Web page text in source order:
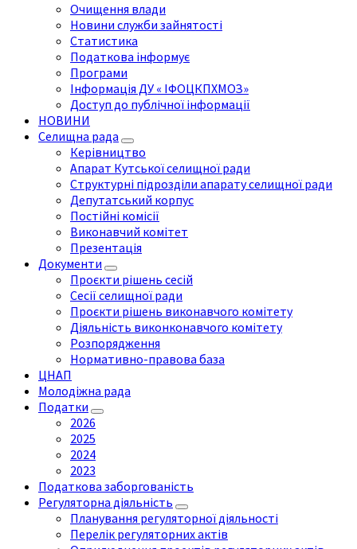
Очищення влади
Новини служби зайнятості
Статистика
Податкова інформує
Програми
Інформація ДУ « ІФОЦКПХМОЗ»
Доступ до публічної інформації
НОВИНИ
Селищна рада
Керівництво
Апарат Кутської селищної ради
Структурні підрозділи апарату селищної ради
Депутатський корпус
Постійні комісії
Виконавчий комітет
Презентація
Документи
Проєкти рішень сесій
Сесії селищної ради
Проєкти рішень виконавчого комітету
Діяльність виконконавчого комітету
Розпорядження
Нормативно-правова база
ЦНАП
Молодіжна рада
Податки
2026
2025
2024
2023
Податкова заборгованість
Регуляторна діяльність
Планування регуляторної діяльності
Перелік регуляторних актів